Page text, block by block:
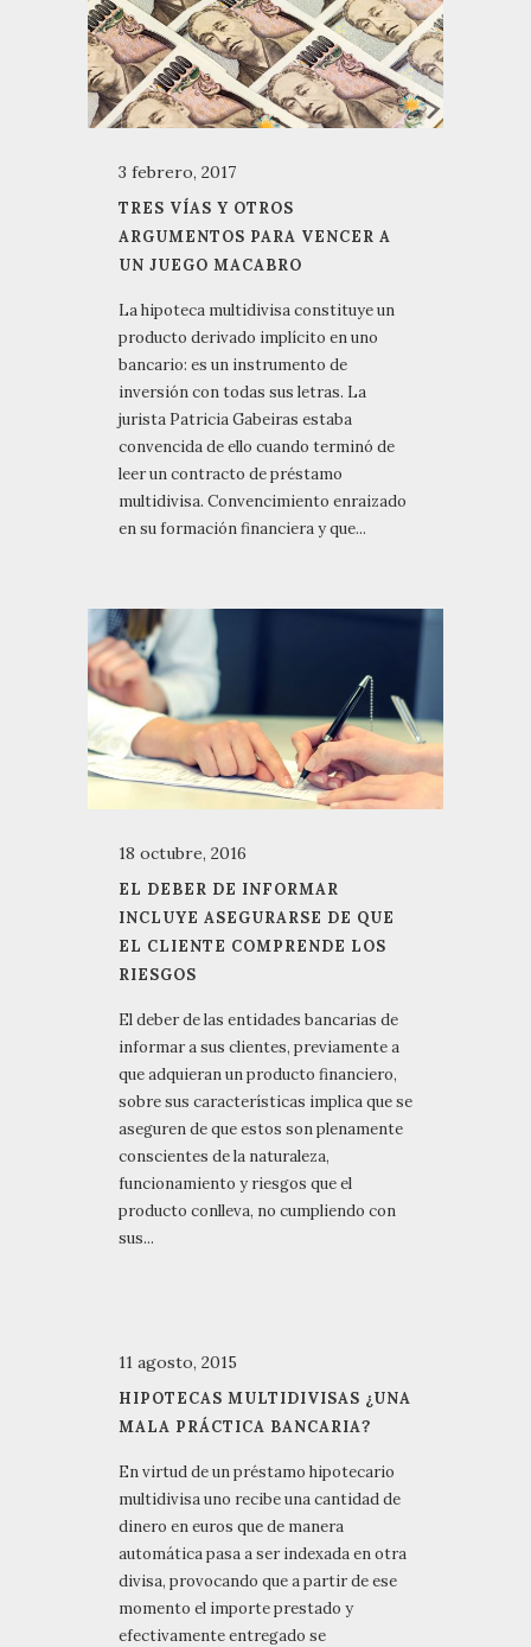
3 febrero, 2017
TRES VÍAS Y OTROS
ARGUMENTOS PARA VENCER A
UN JUEGO MACABRO
La hipoteca multidivisa constituye un
producto derivado implícito en uno
bancario: es un instrumento de
inversión con todas sus letras. La
jurista Patricia Gabeiras estaba
convencida de ello cuando terminó de
leer un contracto de préstamo
multidivisa. Convencimiento enraizado
en su formación financiera y que...
18 octubre, 2016
EL DEBER DE INFORMAR
INCLUYE ASEGURARSE DE QUE
EL CLIENTE COMPRENDE LOS
RIESGOS
El deber de las entidades bancarias de
informar a sus clientes, previamente a
que adquieran un producto financiero,
sobre sus características implica que se
aseguren de que estos son plenamente
conscientes de la naturaleza,
funcionamiento y riesgos que el
producto conlleva, no cumpliendo con
sus...
11 agosto, 2015
HIPOTECAS MULTIDIVISAS ¿UNA
MALA PRÁCTICA BANCARIA?
En virtud de un préstamo hipotecario
multidivisa uno recibe una cantidad de
dinero en euros que de manera
automática pasa a ser indexada en otra
divisa, provocando que a partir de ese
momento el importe prestado y
efectivamente entregado se